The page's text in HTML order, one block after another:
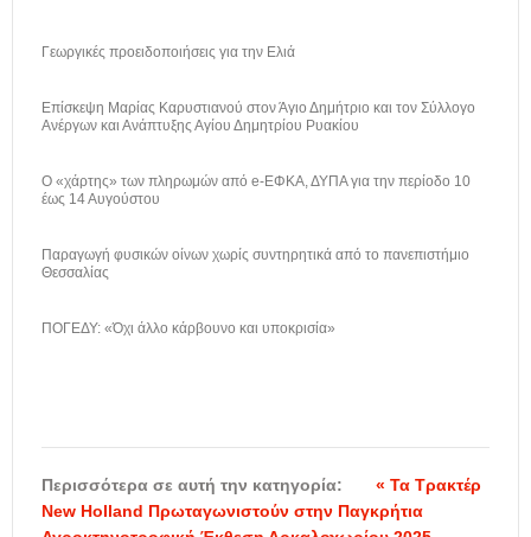
Γεωργικές προειδοποιήσεις για την Ελιά
Επίσκεψη Μαρίας Καρυστιανού στον Άγιο Δημήτριο και τον Σύλλογο
Ανέργων και Ανάπτυξης Αγίου Δημητρίου Ρυακίου
Ο «χάρτης» των πληρωμών από e-ΕΦΚΑ, ΔΥΠΑ για την περίοδο 10
έως 14 Αυγούστου
Παραγωγή φυσικών οίνων χωρίς συντηρητικά από το πανεπιστήμιο
Θεσσαλίας
ΠΟΓΕΔΥ: «Όχι άλλο κάρβουνο και υποκρισία»
Περισσότερα σε αυτή την κατηγορία:
« Τα Τρακτέρ
New Holland Πρωταγωνιστούν στην Παγκρήτια